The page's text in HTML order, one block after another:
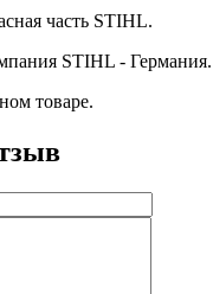
часть STIHL.
STIHL - Германия.
товаре.